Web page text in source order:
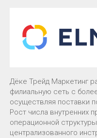
Дёке Трейд Маркетинг
филиальную сеть с
осуществляя поставки
Рост числа внутренних
операционной
централизованного